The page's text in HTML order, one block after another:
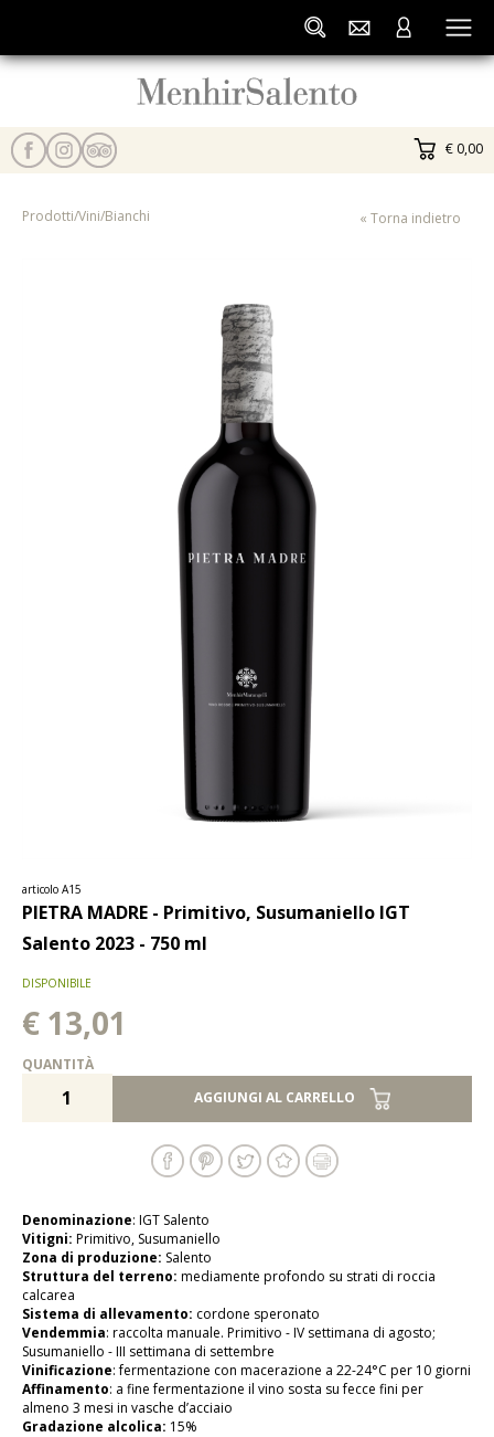
€ 0,00
Prodotti/Vini/Bianchi « Torna indietro
articolo A15
PIETRA MADRE - Primitivo, Susumaniello IGT
Salento 2023 - 750 ml
DISPONIBILE
€ 13,01
QUANTITÀ
AGGIUNGI AL CARRELLO
Denominazione: IGT Salento
Vitigni: Primitivo, Susumaniello
Zona di produzione: Salento
Struttura del terreno: mediamente profondo su strati di roccia
calcarea
Sistema di allevamento: cordone speronato
Vendemmia: raccolta manuale. Primitivo - IV settimana di agosto;
Susumaniello - III settimana di settembre
Vinificazione: fermentazione con macerazione a 22-24°C per 10 giorni
Affinamento: a fine fermentazione il vino sosta su fecce fini per
almeno 3 mesi in vasche d’acciaio
Gradazione alcolica: 15%